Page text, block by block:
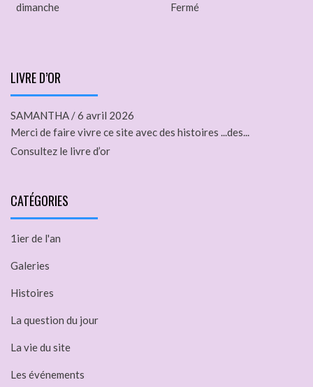
dimanche Fermé
LIVRE D’OR
SAMANTHA /6 avril 2026
Merci de faire vivre ce site avec des histoires ...des...
Consultez le livre d’or
CATÉGORIES
1ier de l'an
Galeries
Histoires
La question du jour
La vie du site
Les événements